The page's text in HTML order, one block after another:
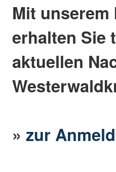
Mit
erhalten Sie
aktuellen
»zur